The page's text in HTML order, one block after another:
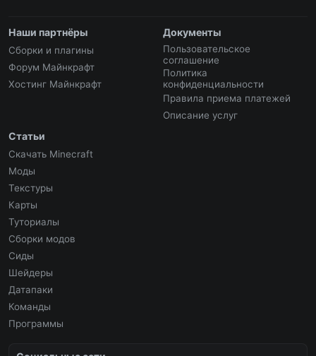
Наши партнёры
Сборки и плагины
Форум Майнкрафт
Хостинг Майнкрафт
Документы
Пользовательское
соглашение
Политика
конфиденциальности
Правила приема платежей
Описание услуг
Статьи
Скачать Minecraft
Моды
Текстуры
Карты
Туториалы
Сборки модов
Сиды
Шейдеры
Датапаки
Команды
Программы